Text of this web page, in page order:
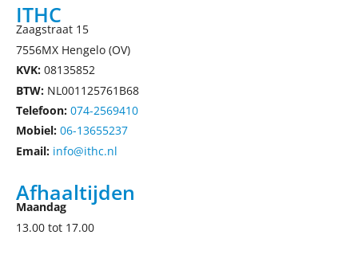
ITHC
Zaagstraat 15
7556MX Hengelo (OV)
KVK: 08135852
BTW: NL001125761B68
Telefoon: 074-2569410
Mobiel: 06-13655237
Email: info@ithc.nl
Afhaaltijden
Maandag
13.00 tot 17.00